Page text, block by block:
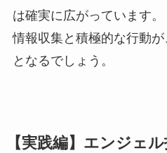
は確実に広がっています。
情報収集と積極的な行動
となるでしょう。
【実践編】エンジェ